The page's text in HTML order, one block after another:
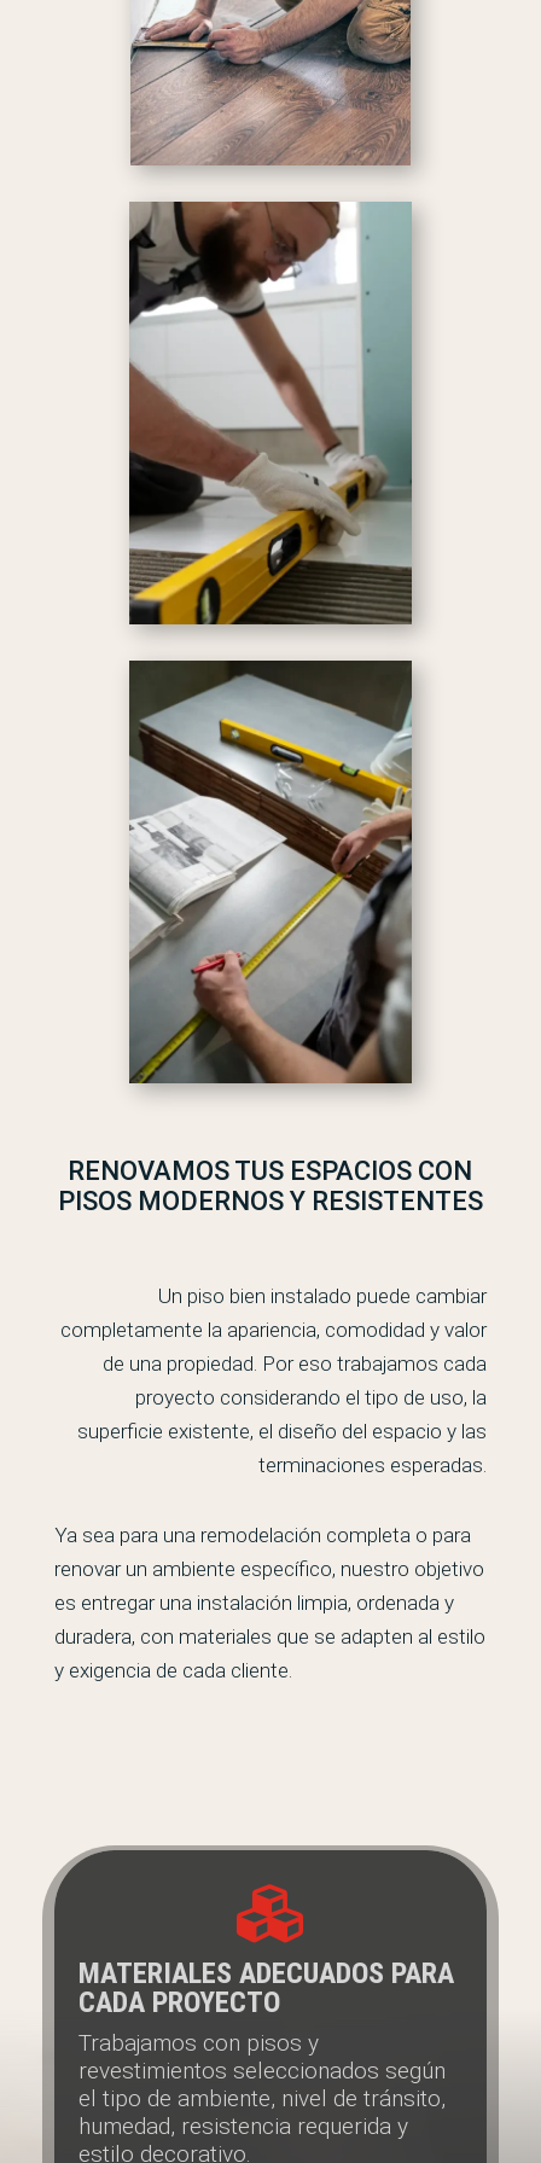
RENOVAMOS TUS ESPACIOS CON
PISOS MODERNOS Y RESISTENTES
Un piso bien instalado puede cambiar
completamente la apariencia, comodidad y valor
de una propiedad. Por eso trabajamos cada
proyecto considerando el tipo de uso, la
superficie existente, el diseño del espacio y las
terminaciones esperadas.
Ya sea para una remodelación completa o para
renovar un ambiente específico, nuestro objetivo
es entregar una instalación limpia, ordenada y
duradera, con materiales que se adapten al estilo
y exigencia de cada cliente.

MATERIALES ADECUADOS PARA
CADA PROYECTO
Trabajamos con pisos y
revestimientos seleccionados según
el tipo de ambiente, nivel de tránsito,
humedad, resistencia requerida y
estilo decorativo.